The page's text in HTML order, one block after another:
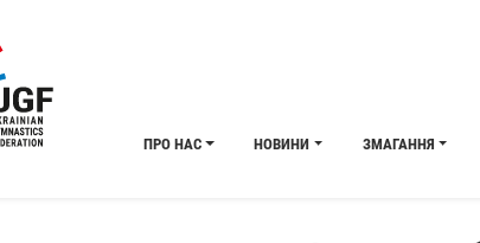
ПРО НАС НОВИНИ ЗМАГАННЯ